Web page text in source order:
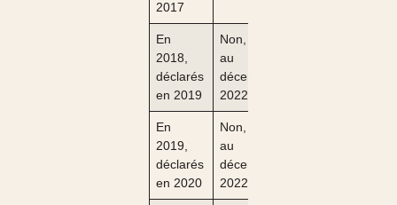
2017
En
2018,
déclarés
en 2019
Non, mais
au 31
décembre
2022
En
2019,
déclarés
en 2020
Non, mais
au 31
décembre
2022